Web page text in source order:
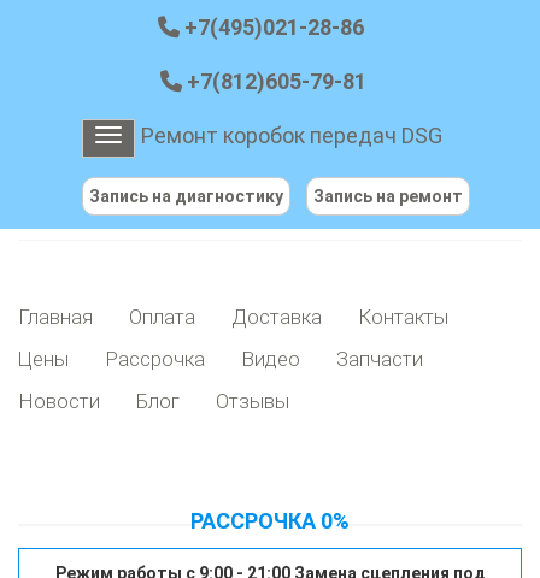
+7(495)021-28-86
+7(812)605-79-81
Toggle navigation
Ремонт коробок передач DSG
Запись на диагностику Запись на ремонт
Главная Оплата Доставка
Контакты
Цены
Рассрочка Видео
Запчасти
Новости
Блог Отзывы
РАССРОЧКА 0%
Режим работы с 9:00 - 21:00 Замена сцепления под